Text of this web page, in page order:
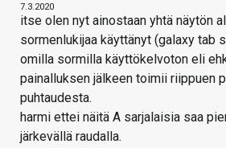
7.3.2020
itse olen nyt ainostaan yhtä näytön
sormenlukijaa käyttänyt (galaxy tab
omilla sormilla käyttökelvoton eli
painalluksen jälkeen toimii riippuen
puhtaudesta.
harmi ettei näitä A sarjalaisia saa
järkevällä raudalla.